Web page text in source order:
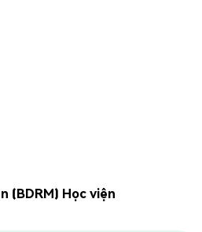
(BDRM) Học viện